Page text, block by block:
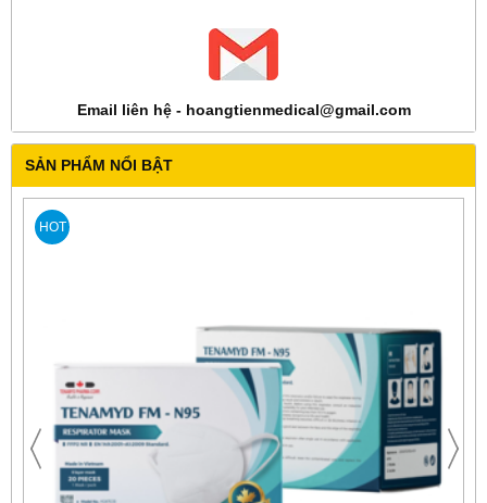
Email liên hệ - hoangtienmedical@gmail.com
SẢN PHẨM NỔI BẬT
HOT